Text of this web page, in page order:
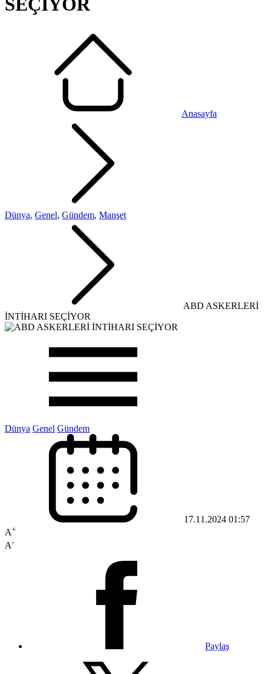
SEÇİYOR
Anasayfa
Dünya, Genel, Gündem, Manşet
ABD ASKERLERİ
İNTİHARI SEÇİYOR
Dünya Genel Gündem
17.11.2024 01:57
A+
A-
Paylaş